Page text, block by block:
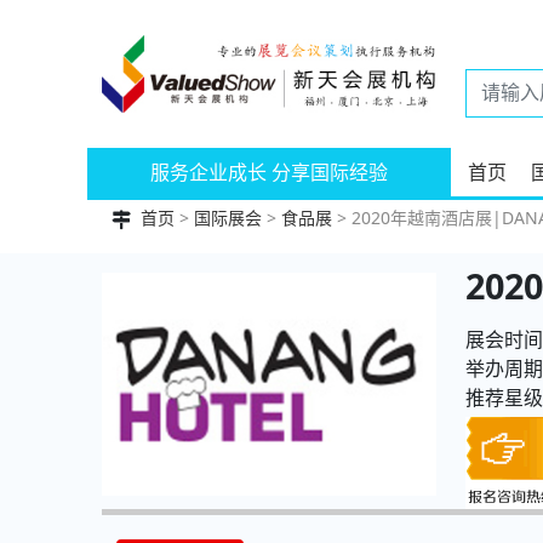
服务企业成长 分享国际经验 首页
首页 > 国际展会 > 食品展 > 2020年越南酒店展
展会时
举办周
推荐星